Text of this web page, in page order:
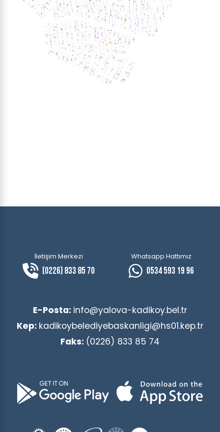
İletişim Merkezi
(0226) 833 85 70
Whatsapp Hattımız
0534 593 19 96
E-Posta: info@yalova-kadikoy.bel.tr
Kep: kadikoybelediyebaskanligi@hs01.kep.tr
Faks: (0226) 833 85 74